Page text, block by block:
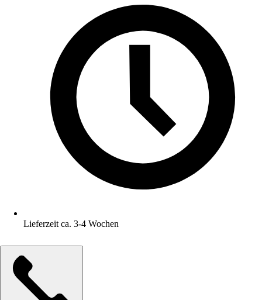
Lieferzeit ca. 3-4 Wochen